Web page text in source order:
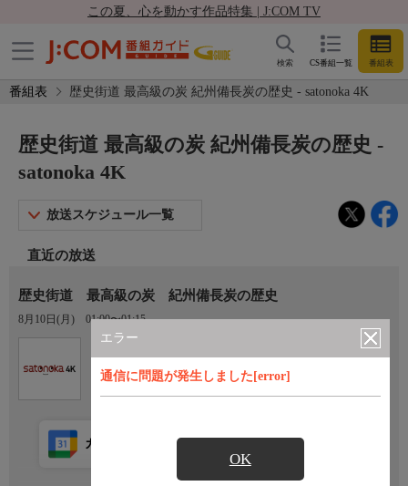
この夏、心を動かす作品特集 | J:COM TV
CS番組一覧 番組表
検索
番組表 歴史街道 最高級の炭 紀州備長炭の歴史 - satonoka 4K
エラー
通信に問題が発生しました[error]
OK
歴史街道 最高級の炭 紀州備長炭の歴史 -
satonoka 4K
放送スケジュール一覧
直近の放送
歴史街道 最高級の炭 紀州備長炭の歴史
8月10日(月) 01:00〜01:15
カレンダー登録 アプリ視聴